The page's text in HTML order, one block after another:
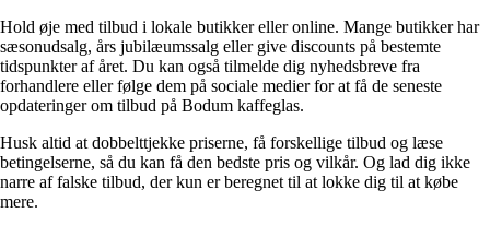
Hold øje med tilbud i lokale butikker eller online. Mange butikker har
sæsonudsalg, års jubilæumssalg eller give discounts på bestemte
tidspunkter af året. Du kan også tilmelde dig nyhedsbreve fra
forhandlere eller følge dem på sociale medier for at få de seneste
opdateringer om tilbud på Bodum kaffeglas.
Husk altid at dobbelttjekke priserne, få forskellige tilbud og læse
betingelserne, så du kan få den bedste pris og vilkår. Og lad dig ikke
narre af falske tilbud, der kun er beregnet til at lokke dig til at købe
mere.